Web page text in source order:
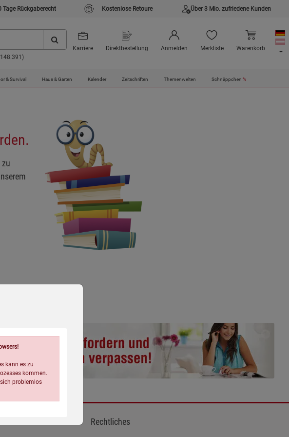
Tage Rückgaberecht Kostenlose Retoure Über 3 Mio. zufriedene Kunden
Karriere Direktbestellung Anmelden Merkliste Warenkorb
& Survival Haus & Garten Kalender Zeitschriften Themenwelten Schnäppchen %
zu
Rechtliches
kann es zu
kommen.
problemlos